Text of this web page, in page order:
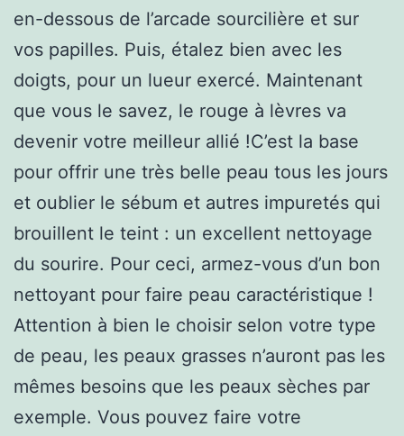
en-dessous de l’arcade sourcilière et sur
vos papilles. Puis, étalez bien avec les
doigts, pour un lueur exercé. Maintenant
que vous le savez, le rouge à lèvres va
devenir votre meilleur allié !C’est la base
pour offrir une très belle peau tous les jours
et oublier le sébum et autres impuretés qui
brouillent le teint : un excellent nettoyage
du sourire. Pour ceci, armez-vous d’un bon
nettoyant pour faire peau caractéristique !
Attention à bien le choisir selon votre type
de peau, les peaux grasses n’auront pas les
mêmes besoins que les peaux sèches par
exemple. Vous pouvez faire votre